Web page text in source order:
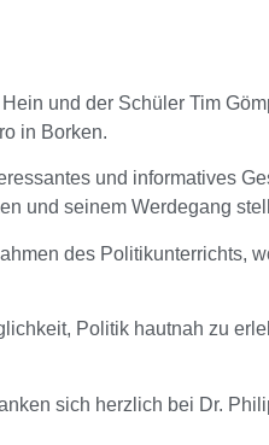
und der Schüler Tim
in Borken.
und informatives
und seinem Werdegang
des
Politik hautnah zu
sich herzlich bei Dr.